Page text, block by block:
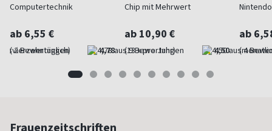
Computertechnik
ab 6,55 €
(vierzehntäglich) 4,78
Chip mit Mehrwert
ab 10,90 €
(13 x pro Jahr) 4,50
ab